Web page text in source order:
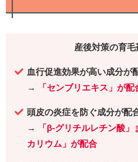
産後対策の育
血行促進効果が高い成分が
→
「センブリエキス」が配
頭皮の炎症を防ぐ成分が配
→
「β-グリチルレチン酸
カリウム」が配合